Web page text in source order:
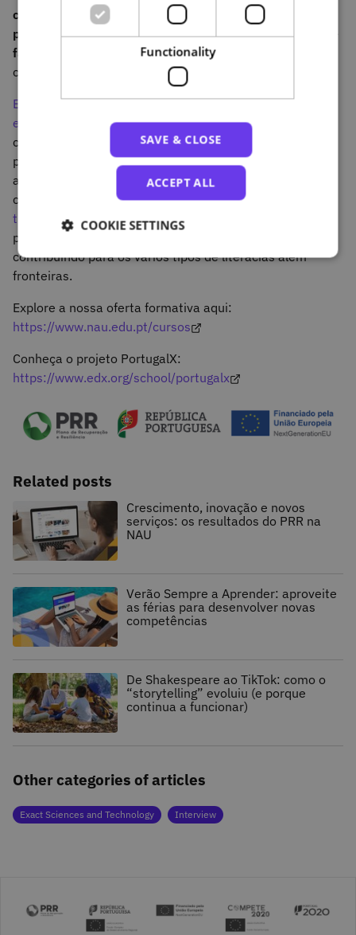
comum, as formações da NAU procuram dotar a
população portuguesa de qualificações relevantes, que
façam a diferença na sua vida.Um objetivo que
continuará a guiar a criação de novos cursos, no futuro.
Enquadrado no financiamento do Plano de Recuperação
e Resiliência (PRR)
, até 2026, a plataforma NAU
compromete-se a trazer melhorias ao software,
proporcionando uma melhor experiência de
aprendizagem aos seus utilizadores e expandindo o seu
catálogo de formações.Também a mais recente
transição para o universo da edX.org
projeto PortugalX, levará a sua missão mais longe,
contribuindo para os vários tipos de literacias além
fronteiras.
Explore a nossa oferta formativa aqui:
https://www.nau.edu.pt/cursos
Conheça o projeto PortugalX:
https://www.edx.org/school/portugalx
Related posts
Crescimento, inovação e novos
serviços: os resultados do PRR na
NAU
Verão Sempre a Aprender: aproveite
as férias para desenvolver novas
competências
De Shakespeare ao TikTok: como o
“storytelling” evoluiu (e porque
continua a funcionar)
Other categories of articles
Exact Sciences and Technology Interview
Functionality
SAVE & CLOSE
ACCEPT ALL
COOKIE SETTINGS